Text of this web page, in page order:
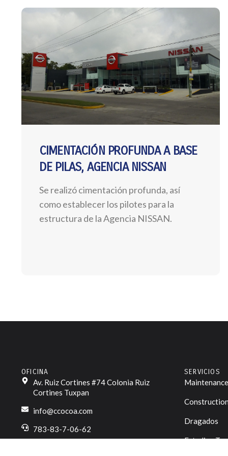
CIMENTACIÓN PROFUNDA A BASE
DE PILAS, AGENCIA NISSAN
Se realizó cimentación profunda, así
como establecer los pilotes para la
estructura de la Agencia NISSAN.
OFICINA
Av. Ruiz Cortines #74 Colonia Ruiz
Cortines Tuxpan
info@ccocoa.com
783-83-7-06-62
SERVICIOS
Dragados
Estudios